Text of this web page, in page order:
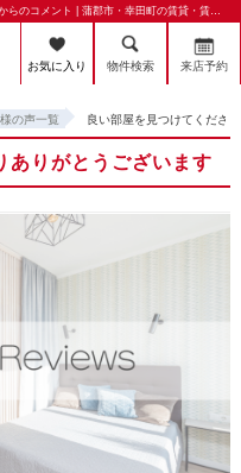
良い部屋を見つけてくださりありがとうございます担当者からのコメント | 蒲郡市・幸田町の賃貸・賃貸管理のことならミニミニFC蒲郡店 丸七住宅株式会社
お気に入り 物件検索 来店予約
の声一覧 良い部屋を見つけてくださ
ありがとうございます